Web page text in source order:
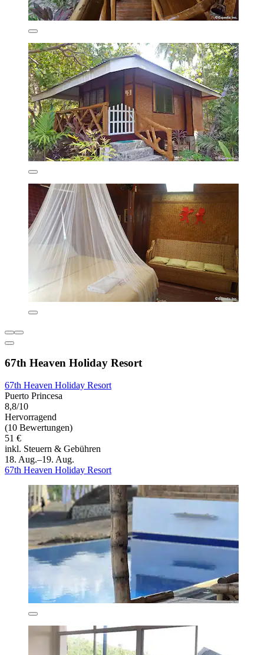
67th Heaven Holiday Resort
67th Heaven Holiday Resort
Puerto Princesa
8,8/10
Hervorragend
(10 Bewertungen)
51 €
inkl. Steuern & Gebühren
18. Aug.–19. Aug.
67th Heaven Holiday Resort